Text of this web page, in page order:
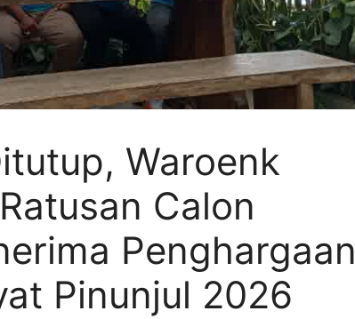
Waroenk
Calon
Penghargaan
Pinunjul 2026